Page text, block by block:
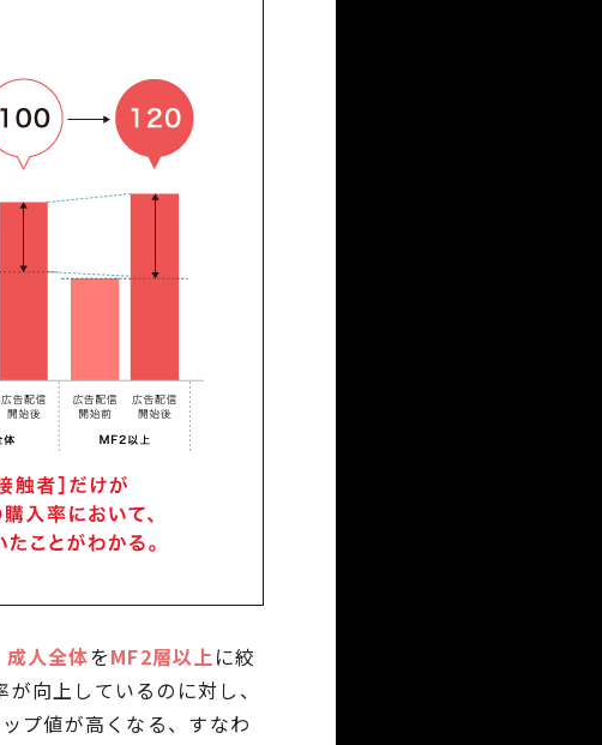
成人全体をMF2層以上に絞
向上しているのに対し、
プ値が高くなる、すなわ